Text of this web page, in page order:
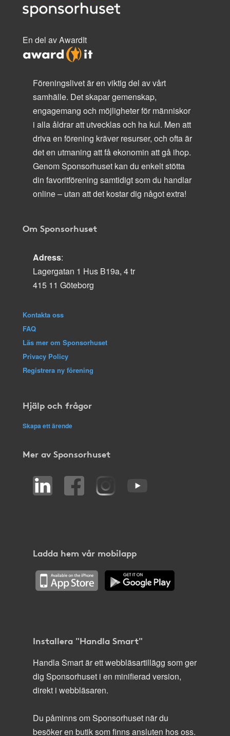
En del av AwardIt
Föreningslivet är en viktig del av vårt
samhälle. Det skapar gemenskap,
engagemang och möjligheter för människor
i alla åldrar att utvecklas och ha kul. Men att
driva en förening kräver resurser, och ofta är
det en utmaning att få ekonomin att gå ihop.
Genom Sponsorhuset kan du enkelt stötta
din favoritförening samtidigt som du handlar
online – utan att det kostar dig något extra!
Om Sponsorhuset
Adress:
Lagergatan 1 Hus B19a, 4 tr
415 11 Göteborg
Kontakta oss
FAQ
Läs mer om Sponsorhuset
Privacy Policy
Registrera ny förening
Hjälp och frågor
Skapa ett ärende
Mer av Sponsorhuset
Ladda hem vår mobilapp
Installera "Handla Smart"
Handla Smart är ett webbläsartillägg som ger
dig Sponsorhuset i en minifierad version,
direkt i webbläsaren.
Du påminns om Sponsorhuset när du
besöker en butik som finns ansluten hos oss.